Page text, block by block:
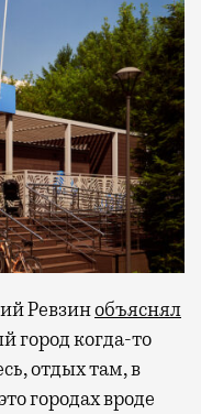
Ревзинобъяснял
город когда-то
отдых там, в
городах вроде